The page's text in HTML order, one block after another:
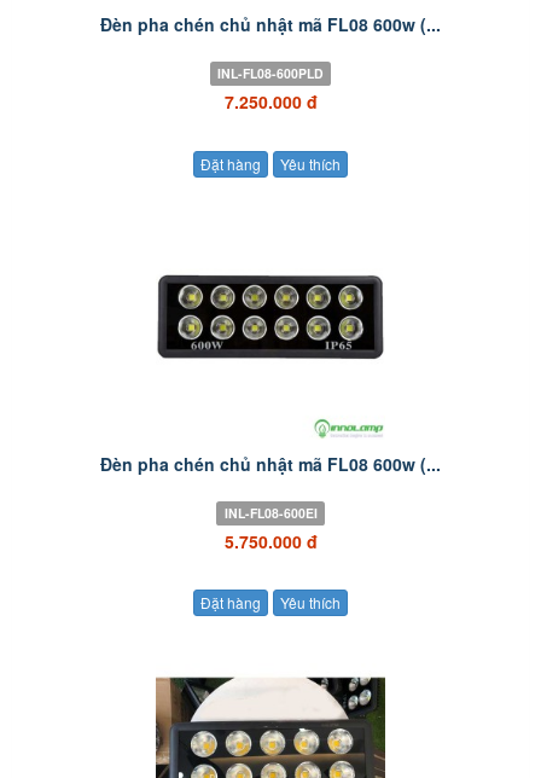
Đèn pha chén chủ nhật mã FL08 600w (...
INL-FL08-600PLD
7.250.000 đ
Đặt hàng Yêu thích
Đèn pha chén chủ nhật mã FL08 600w (...
INL-FL08-600EI
5.750.000 đ
Đặt hàng Yêu thích